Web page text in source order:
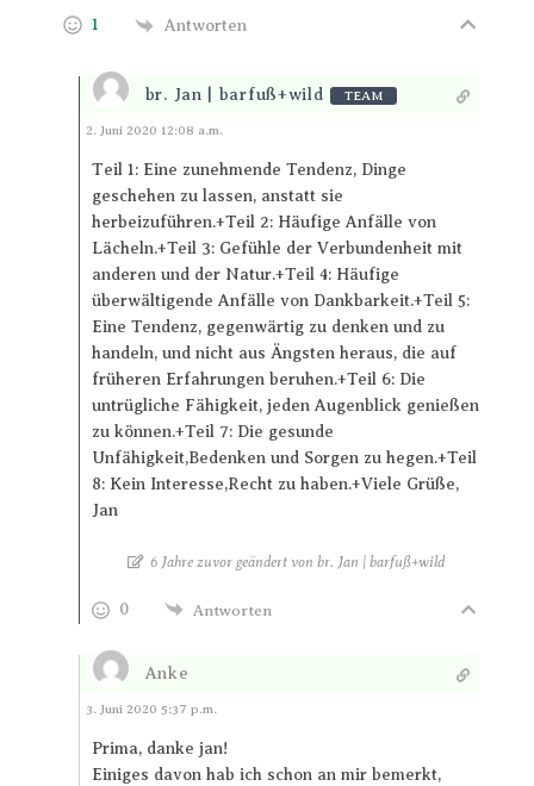
1 Antworten
br. Jan | barfuß+wild TEAM
Antworten
2. Juni 2020 12:08 a.m.
Teil 1: Eine zunehmende Tendenz, Dinge
geschehen zu lassen, anstatt sie
herbeizuführen.+Teil 2: Häufige Anfälle von
Lächeln.+Teil 3: Gefühle der Verbundenheit mit
anderen und der Natur.+Teil 4: Häufige
überwältigende Anfälle von Dankbarkeit.+Teil 5:
Eine Tendenz, gegenwärtig zu denken und zu
handeln, und nicht aus Ängsten heraus, die auf
früheren Erfahrungen beruhen.+Teil 6: Die
untrügliche Fähigkeit, jeden Augenblick genießen
zu können.+Teil 7: Die gesunde
Unfähigkeit,Bedenken und Sorgen zu hegen.+Teil
8: Kein Interesse,Recht zu haben.+Viele Grüße,
Jan
6 Jahre zuvor geändert von br. Jan | barfuß+wild
0 Antworten
Anke
Antworten
3. Juni 2020 5:37 p.m.
Prima, danke jan!
Einiges davon hab ich schon an mir bemerkt,